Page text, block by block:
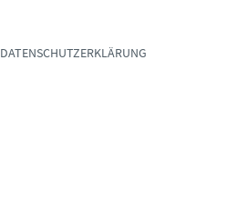
DATENSCHUTZERKLÄRUNG